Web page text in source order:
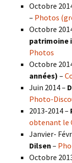
Octobre
– Photos
Octobre
patrimoine
Photos
Octobre
années) –
Juin 2014 –
Photo-
2013-2014 –
obtenant le
Janvier-
Dilsen –
Octobre